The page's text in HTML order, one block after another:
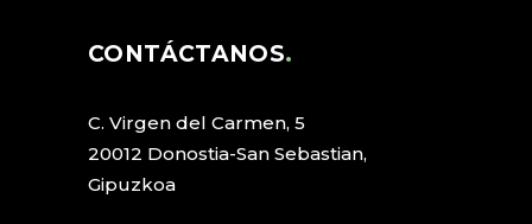
CONTÁCTANOS
C. Virgen del Carmen, 5
20012 Donostia-San Sebastian,
Gipuzkoa